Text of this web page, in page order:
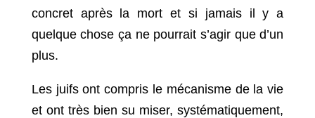
concret après la mort et si jamais il y a
quelque chose ça ne pourrait s’agir que d’un
plus.
Les juifs ont compris le mécanisme de la vie
et ont très bien su miser, systématiquement,